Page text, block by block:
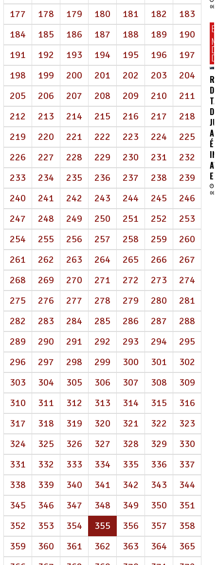
177
178 179 180 181 182
183
184
185 186 187 188 189
190
191
192 193 194 195 196
197
198
199 200 201 202 203
204
205
206 207 208 209 210
211
212
213 214 215 216 217
218
219
220 221 222 223 224
225
226
227 228 229 230 231
232
233
234 235 236 237 238
239
240
241 242 243 244 245
246
247
248 249 250 251 252
253
254
255 256 257 258 259
260
261
262 263 264 265 266
267
268
269 270 271 272 273
274
275
276 277 278 279 280
281
282
283 284 285 286 287
288
289
290 291 292 293 294
295
296
297 298 299 300 301
302
303
304 305 306 307 308
309
310
311 312 313 314 315
316
317
318 319 320 321 322
323
324
325 326 327 328 329
330
331
332 333 334 335 336
337
338
339 340 341 342 343
344
345
346 347 348 349 350
351
352
353 354 355 (atual)
356 357
358
359
360 361 362 363 364
365
06/
DA
DE
É
06/